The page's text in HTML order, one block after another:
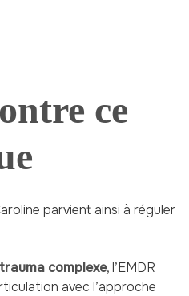
ce
parvient ainsi à réguler
trauma complexe, l’EMDR
avec l’approche